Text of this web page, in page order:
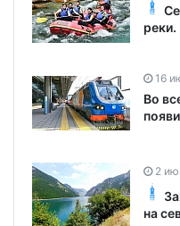
реки.
16
Во
2
на